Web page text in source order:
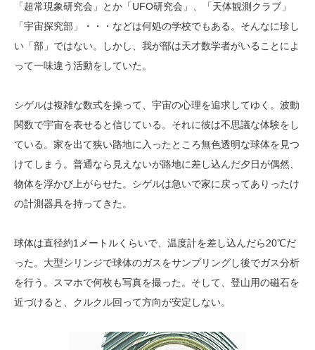
「超常現象研究会」とか「UFO研究会」、「天体観測クラブ」
「宇宙探究部」・・・などは何処の学校でもある。そんなに珍し
い「部」ではない。しかし、我が部は天才数学者がいることによ
って一味違う活動をしていた。
シゲルは複雑な数式を操って、宇宙の心理を追求してゆく。波動
関数で宇宙を表せると信じている。それに彼は不思議な体験をし
ている。家を出て狭い路地に入ったところ無色透明な球体を見つ
けてしまう。普通なら見えないが路地に差し込んだ夕日が偶然、
物体を浮かび上がらせた。シゲルは急いで家に戻ってありったけ
の計測器具を持ってきた。
球体は直径約1メートルくらいで、温度計を差し込んだら20℃だ
った。大型シリンジで球体のガスをサンプリングし後でガス分析
を行う。スマホで何枚も写真を撮った。そして、登山用の磁石を
近づけると、クルクル回って方向が安定しない。